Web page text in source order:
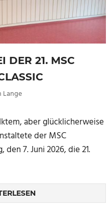
DER 21. MSC
Lange
aber glücklicherweise
der MSC
7. Juni 2026, die 21.